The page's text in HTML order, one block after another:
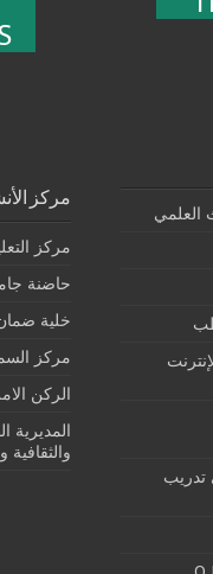
العلمي
تدريب
مركز
مركز
حاضنة
خلية
مركز
الركن
المديرية
والثقافية